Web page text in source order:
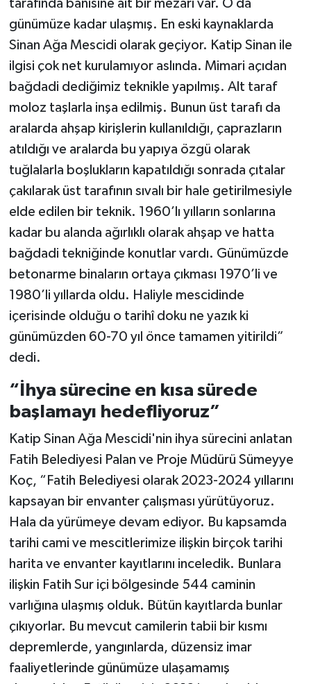
tarafında banisine ait bir mezarı var. O da
günümüze kadar ulaşmış. En eski kaynaklarda
Sinan Ağa Mescidi olarak geçiyor. Katip Sinan ile
ilgisi çok net kurulamıyor aslında. Mimari açıdan
bağdadi dediğimiz teknikle yapılmış. Alt taraf
moloz taşlarla inşa edilmiş. Bunun üst tarafı da
aralarda ahşap kirişlerin kullanıldığı, çaprazların
atıldığı ve aralarda bu yapıya özgü olarak
tuğlalarla boşlukların kapatıldığı sonrada çıtalar
çakılarak üst tarafının sıvalı bir hale getirilmesiyle
elde edilen bir teknik. 1960’lı yılların sonlarına
kadar bu alanda ağırlıklı olarak ahşap ve hatta
bağdadi tekniğinde konutlar vardı. Günümüzde
betonarme binaların ortaya çıkması 1970’li ve
1980’li yıllarda oldu. Haliyle mescidinde
içerisinde olduğu o tarihî doku ne yazık ki
günümüzden 60-70 yıl önce tamamen yitirildi”
dedi.
“İhya sürecine en kısa sürede
başlamayı hedefliyoruz”
Katip Sinan Ağa Mescidi'nin ihya sürecini anlatan
Fatih Belediyesi Palan ve Proje Müdürü Sümeyye
Koç, “Fatih Belediyesi olarak 2023-2024 yıllarını
kapsayan bir envanter çalışması yürütüyoruz.
Hala da yürümeye devam ediyor. Bu kapsamda
tarihi cami ve mescitlerimize ilişkin birçok tarihi
harita ve envanter kayıtlarını inceledik. Bunlara
ilişkin Fatih Sur içi bölgesinde 544 caminin
varlığına ulaşmış olduk. Bütün kayıtlarda bunlar
çıkıyorlar. Bu mevcut camilerin tabii bir kısmı
depremlerde, yangınlarda, düzensiz imar
faaliyetlerinde günümüze ulaşamamış